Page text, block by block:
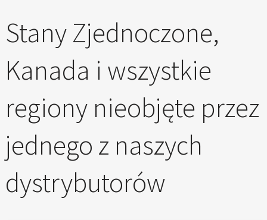
Stany Zjednoczone,
Kanada i wszystkie
regiony nieobjęte przez
jednego z naszych
dystrybutorów